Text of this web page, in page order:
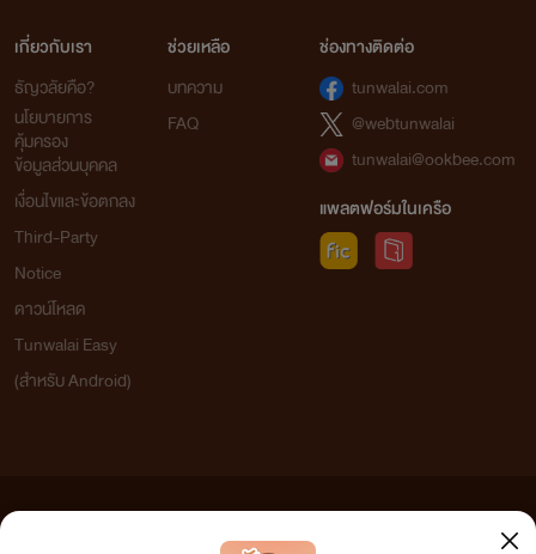
เกี่ยวกับเรา
ธัญวลัยคือ?
นโยบายการ
คุ้มครอง
ข้อมูลส่วนบุคคล
เงื่อนไขและข้อตกลง
Third-Party
Notice
ดาวน์โหลด
Tunwalai Easy
(สำหรับ Android)
ช่วยเหลือ
บทความ
FAQ
ช่องทางติดต่อ
tunwalai.com
@webtunwalai
tunwalai@ookbee.com
แพลตฟอร์มในเครือ